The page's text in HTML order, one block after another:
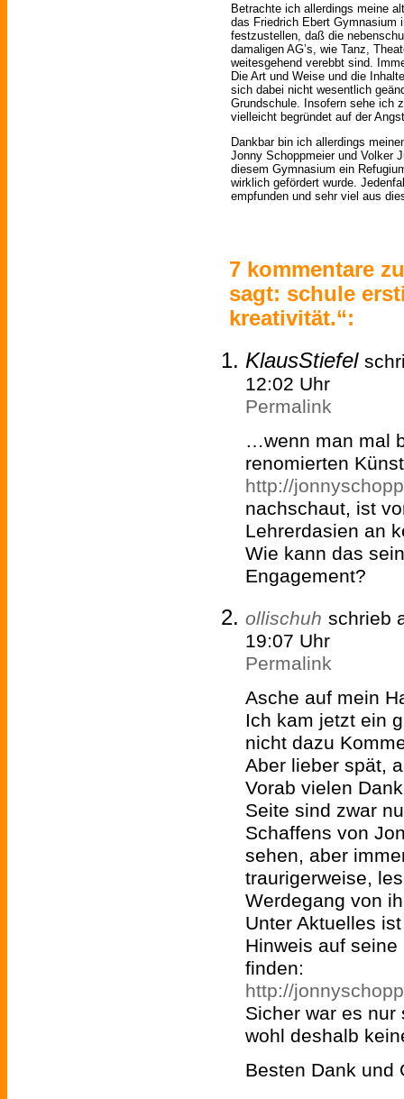
Betrachte ich allerdings meine
das Friedrich Ebert Gymnasium
festzustellen, daß die
damaligen AG’s, wie Tanz,
weitesgehend verebbt sind.
Die Art und Weise und die
sich dabei nicht wesentlich
Grundschule. Insofern sehe ich
vielleicht begründet auf der
Dankbar bin ich allerdings
Jonny Schoppmeier und Volker
diesem Gymnasium ein
wirklich gefördert wurde.
empfunden und sehr viel aus
7 kommentare
sagt: schule
kreativität.“:
KlausStiefel
12:02 Uhr
Permalink
…wenn man mal
renomierten
http://
nachschaut, ist
Lehrerdasien an
Wie kann das
Engagement?
ollischuh schrieb
19:07 Uhr
Permalink
Asche auf mein
Ich kam jetzt ein
nicht dazu
Aber lieber spät,
Vorab vielen
Seite sind zwar
Schaffens von
sehen, aber
traurigerweise,
Werdegang von
Unter Aktuelles
Hinweis auf
finden:
http://
Sicher war es
wohl deshalb
Besten Dank und